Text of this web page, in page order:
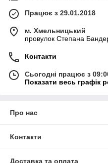
Працює з 29.01.2018
м. Хмельницький
провулок Степана
Контакти
Сьогодні працює з
Показати весь графік
Про нас
Контакти
Доставка та оплата